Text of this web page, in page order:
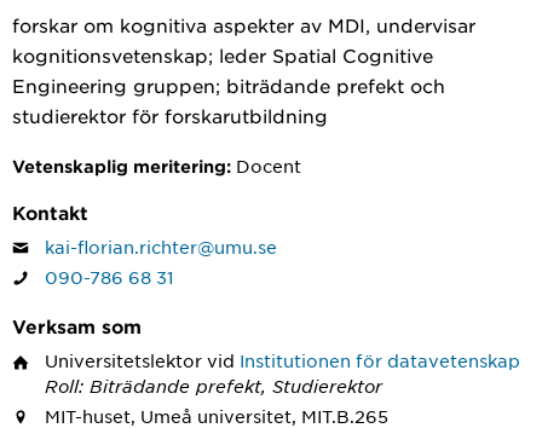
forskar om kognitiva aspekter av MDI, undervisar
kognitionsvetenskap; leder Spatial Cognitive
Engineering gruppen; biträdande prefekt och
studierektor för forskarutbildning
Vetenskaplig meritering: Docent
Kontakt
kai-florian.richter@umu.se
090-786 68 31
Verksam som
Universitetslektor vid Institutionen för datavetenskap
Roll: Biträdande prefekt, Studierektor
MIT-huset, Umeå universitet, MIT.B.265